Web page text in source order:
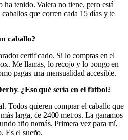
ha tenido. Valera no tiene, pero está
que corren cada 15 días y te
caballo?
certificado. Si lo compras en el
Me llamas, lo recojo y lo pongo en
pagas una mensualidad accesible.
¿Eso qué sería en el fútbol?
Todos quieren comprar el caballo que
larga, de 2400 metros. La ganamos
año nomás. Primera vez para mí,
Es el sueño.